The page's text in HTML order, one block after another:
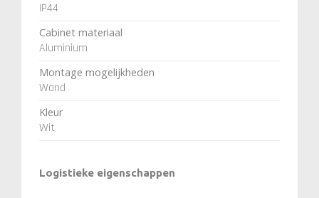
IP44
Cabinet materiaal
Aluminium
Montage mogelijkheden
Wand
Kleur
Wit
Logistieke eigenschappen